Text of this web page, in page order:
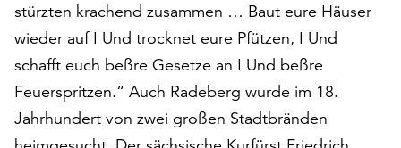
akzeptieren.
Sie
können
Ihr
Einverständnis
jederzeit
ändern
stürzten krachend zusammen … Baut eure Häuser
wieder auf I Und trocknet eure Pfützen, I Und
schafft euch beßre Gesetze an I Und beßre
Feuerspritzen.“ Auch Radeberg wurde im 18.
Jahrhundert von zwei großen Stadtbränden